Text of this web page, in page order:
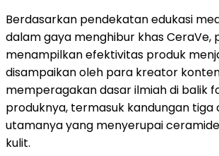
Berdasarkan pendekatan edukasi
dalam gaya menghibur khas CeraVe,
menampilkan efektivitas produk
disampaikan oleh para kreator
memperagakan dasar ilmiah di balik
produknya, termasuk kandungan tiga
utamanya yang menyerupai
kulit.